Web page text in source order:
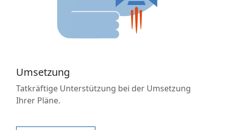
Umsetzung
Tatkräftige Unterstützung bei der Umsetzung
Ihrer Pläne.